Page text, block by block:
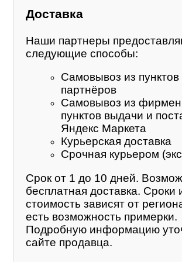
Доставка
Наши партнеры
следующие способы:
Самовывоз из пунктов
партнёров
Самовывоз из
пунктов выдачи и
Яндекс Маркета
Курьерская доставка
Срочная курьером
Срок от 1 до 10 дней.
бесплатная доставка. Сроки
стоимость зависят от
есть возможность примерки.
Подробную информацию
сайте продавца.